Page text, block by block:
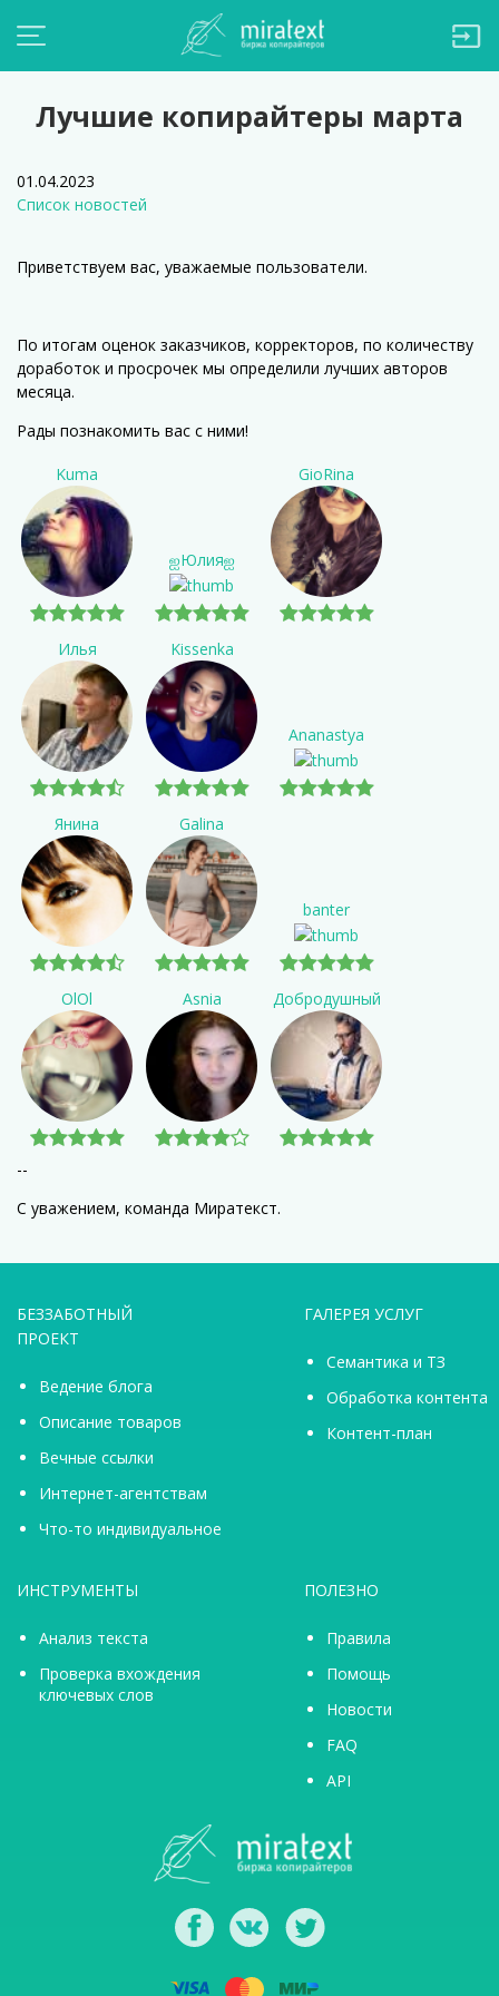
Лучшие копирайтеры марта
01.04.2023
Список новостей
Приветствуем вас, уважаемые пользователи.
По итогам оценок заказчиков, корректоров, по количеству
доработок и просрочек мы определили лучших авторов
месяца.
Рады познакомить вас с ними!
Kuma
ஐЮлияஐ
GioRina
Илья Kissenka
Ananastya
Янина Galina
banter
OlOl Asnia Добродушный
--
С уважением, команда Миратекст.
БЕЗЗАБОТНЫЙ
ПРОЕКТ
Ведение блога
Описание товаров
Вечные ссылки
Интернет-агентствам
Что-то индивидуальное
ГАЛЕРЕЯ УСЛУГ
Семантика и ТЗ
Обработка контента
Контент-план
ИНСТРУМЕНТЫ
Анализ текста
Проверка вхождения
ключевых слов
ПОЛЕЗНО
Правила
Помощь
Новости
FAQ
API